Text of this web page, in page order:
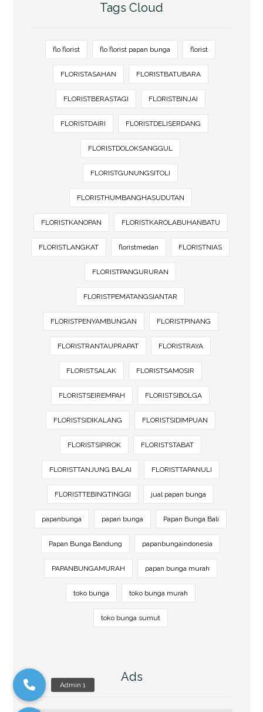
Tags Cloud
flo florist flo florist papan bunga florist
FLORISTASAHAN FLORISTBATUBARA
FLORISTBERASTAGI FLORISTBINJAI
FLORISTDAIRI FLORISTDELISERDANG
FLORISTDOLOKSANGGUL
FLORISTGUNUNGSITOLI
FLORISTHUMBANGHASUDUTAN
FLORISTKANOPAN FLORISTKAROLABUHANBATU
FLORISTLANGKAT floristmedan FLORISTNIAS
FLORISTPANGURURAN
FLORISTPEMATANGSIANTAR
FLORISTPENYAMBUNGAN FLORISTPINANG
FLORISTRANTAUPRAPAT FLORISTRAYA
FLORISTSALAK FLORISTSAMOSIR
FLORISTSEIREMPAH FLORISTSIBOLGA
FLORISTSIDIKALANG FLORISTSIDIMPUAN
FLORISTSIPIROK FLORISTSTABAT
FLORISTTANJUNG BALAI FLORISTTAPANULI
FLORISTTEBINGTINGGI jual papan bunga
papanbunga papan bunga Papan Bunga Bali
Papan Bunga Bandung papanbungaindonesia
PAPANBUNGAMURAH papan bunga murah
toko bunga toko bunga murah
toko bunga sumut
Ads